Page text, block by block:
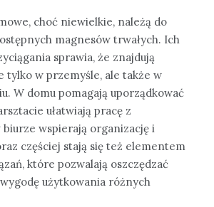
choć niewielkie, należą do
magnesów trwałych. Ich
sprawia, że znajdują
tylko w przemyśle, ale także w
W domu pomagają uporządkować
ułatwiają pracę z
biurze wspierają organizację i
częściej stają się też elementem
które pozwalają oszczędzać
użytkowania różnych